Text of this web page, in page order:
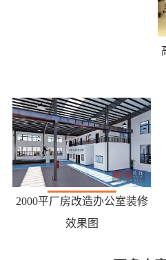
2000平厂房改造办公室装修
效果图